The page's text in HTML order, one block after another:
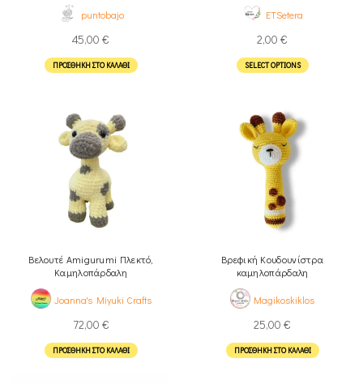
puntobajo
45,00 €
ΠΡΟΣΘΉΚΗ ΣΤΟ ΚΑΛΆΘΙ
ETSetera
2,00 €
SELECT OPTIONS
Βελουτέ Amigurumi Πλεκτό,
Καμηλοπάρδαλη
Joanna's Miyuki Crafts
72,00 €
ΠΡΟΣΘΉΚΗ ΣΤΟ ΚΑΛΆΘΙ
Βρεφική Κουδουνίστρα
καμηλοπάρδαλη
Magikoskiklos
25,00 €
ΠΡΟΣΘΉΚΗ ΣΤΟ ΚΑΛΆΘΙ